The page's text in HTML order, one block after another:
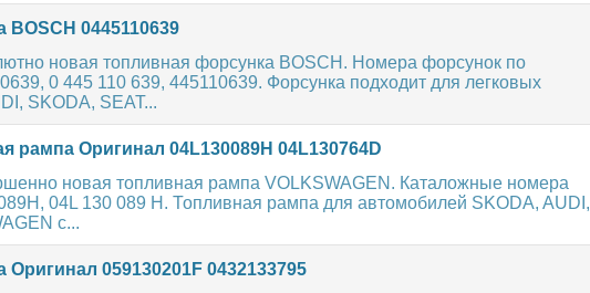
BOSCH 0445110639
новая топливная форсунка BOSCH. Номера форсунок по
0 445 110 639, 445110639. Форсунка подходит для легковых
SKODA, SEAT...
рампа Оригинал 04L130089H 04L130764D
новая топливная рампа VOLKSWAGEN. Каталожные номера
04L 130 089 H. Топливная рампа для автомобилей SKODA, AUDI,
с...
Оригинал 059130201F 0432133795